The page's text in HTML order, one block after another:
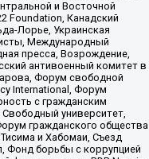
и Восточной
Foundation, Канадский
Лорье, Украинская
Международный
пресса, Возрождение,
антивоенный комитет в
Форум свободной
International, Форум
с гражданским
университет,
гражданского общества
и Хабомаи, Съезд
Фонд борьбы с коррупцией